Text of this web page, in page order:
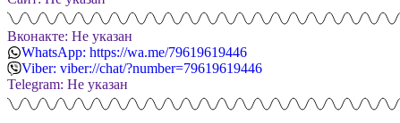
Вконакте: Не указан
WhatsApp: https://wa.me/79619619446
Viber: viber://chat/?number=79619619446
Telegram: Не указан